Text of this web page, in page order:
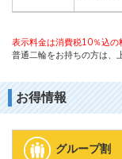
表示料金は消費税10％込の
普通二輪をお持ちの方は、
お得情報
グループ割